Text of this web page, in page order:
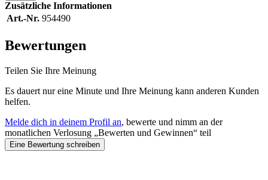
Zusätzliche Informationen
Art.-Nr. 954490
Bewertungen
Teilen Sie Ihre Meinung
Es dauert nur eine Minute und Ihre Meinung kann anderen Kunden
helfen.
Melde dich in deinem Profil an, bewerte und nimm an der
monatlichen Verlosung „Bewerten und Gewinnen“ teil
Eine Bewertung schreiben